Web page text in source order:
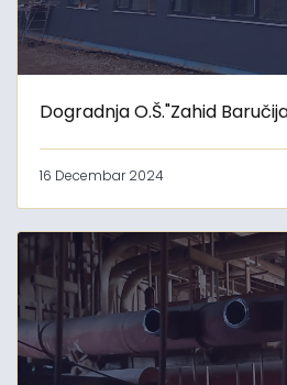
Dogradnja O.Š."Zahid
16 Decembar 2024